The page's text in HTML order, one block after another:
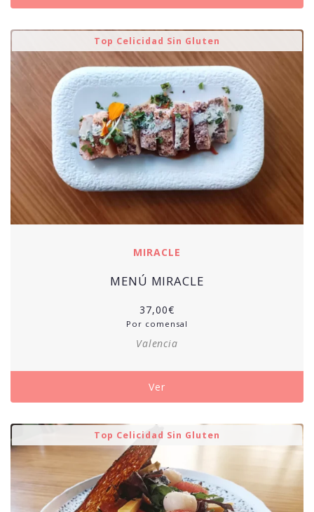
Top Celicidad Sin Gluten
MIRACLE
MENÚ MIRACLE
37,00€
Por comensal
Valencia
Ver
Top Celicidad Sin Gluten